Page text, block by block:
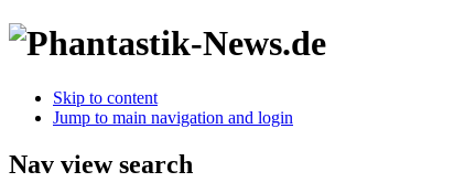
Skip to content
Jump to main navigation and login
Nav view search